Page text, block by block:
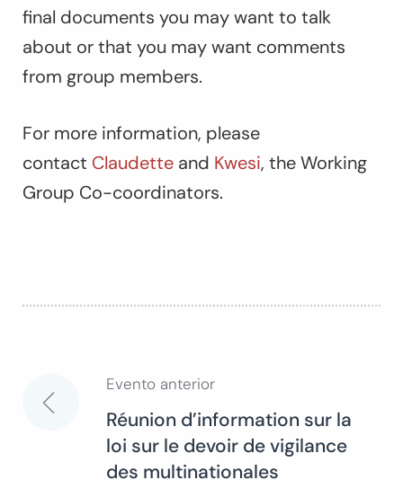
final documents you may want to talk
about or that you may want comments
from group members.
For more information, please
contact Claudette and Kwesi, the Working
Group Co-coordinators.
Navegación
Evento anterior
Réunion d’information sur la
loi sur le devoir de vigilance
des multinationales